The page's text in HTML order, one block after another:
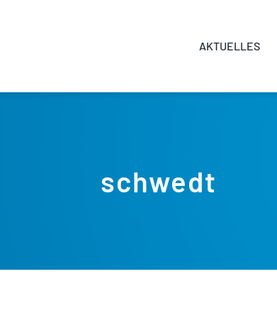
AKTUELLES
schwedt